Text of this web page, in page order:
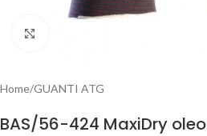
Home/GUANTI ATG
BAS/56-424 MaxiDry